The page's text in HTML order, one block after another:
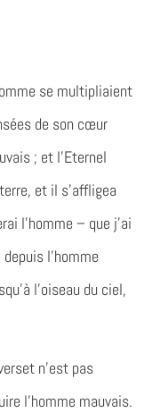
se multipliaient
de son cœur
; et l’Eternel
et il s’affligea
l’homme – que j’ai
l’homme
l’oiseau du ciel,
n’est pas
l’homme mauvais.